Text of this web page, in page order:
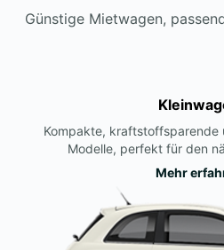
Günstige Mietwagen,
Kompakte, kraftstoffsparende
Modelle, perfekt für den
Mehr